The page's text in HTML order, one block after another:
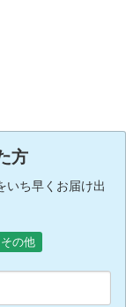
方
いち早くお届け出
その他